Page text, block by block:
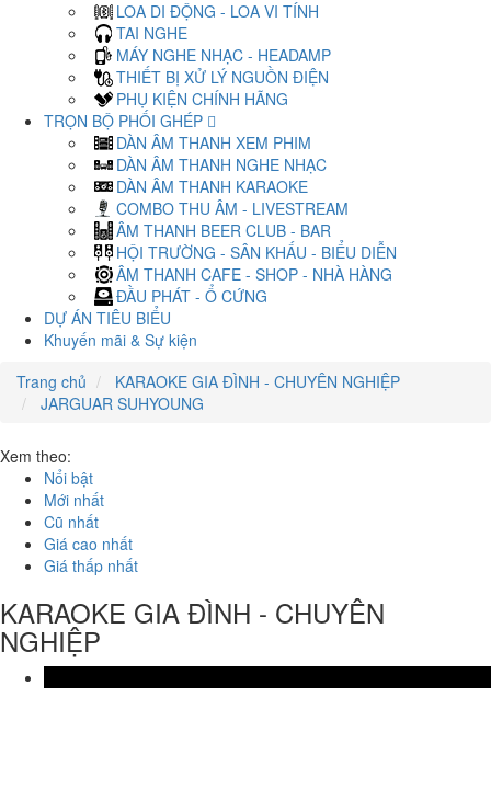
LOA DI ĐỘNG - LOA VI TÍNH
TAI NGHE
MÁY NGHE NHẠC - HEADAMP
THIẾT BỊ XỬ LÝ NGUỒN ĐIỆN
PHỤ KIỆN CHÍNH HÃNG
TRỌN BỘ PHỐI GHÉP
DÀN ÂM THANH XEM PHIM
DÀN ÂM THANH NGHE NHẠC
DÀN ÂM THANH KARAOKE
COMBO THU ÂM - LIVESTREAM
ÂM THANH BEER CLUB - BAR
HỘI TRƯỜNG - SÂN KHẤU - BIỂU DIỄN
ÂM THANH CAFE - SHOP - NHÀ HÀNG
ĐẦU PHÁT - Ổ CỨNG
DỰ ÁN TIÊU BIỂU
Khuyến mãi & Sự kiện
Trang chủ
KARAOKE GIA ĐÌNH - CHUYÊN NGHIỆP
JARGUAR SUHYOUNG
Xem theo:
Nổi bật
Mới nhất
Cũ nhất
Giá cao nhất
Giá thấp nhất
KARAOKE GIA ĐÌNH - CHUYÊN
NGHIỆP